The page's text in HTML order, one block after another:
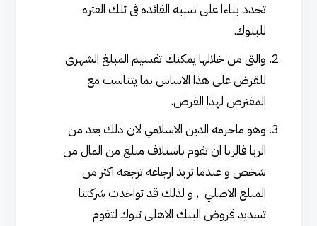
تحدد بناءا على نسبه الفائده فى تلك الفتره
للبنوك.
والتى من خلالها يمكنك تقسيم المبلغ الشهرى
للقرض على هذا الاساس بما يتناسب مع
المقترض لهذا القرض.
وهو ماحرمه الدين الاسلامي لان ذلك يعد من
الربا فالربا ان تقوم باستلاف مبلغ من المال من
شخص و عندما تريد ارجاعه ترجعه اكثر من
المبلغ الاصلي , و لذلك قد تواجدت شركتنا
تسديد قروض البنك الاهلى تبوك لتقوم